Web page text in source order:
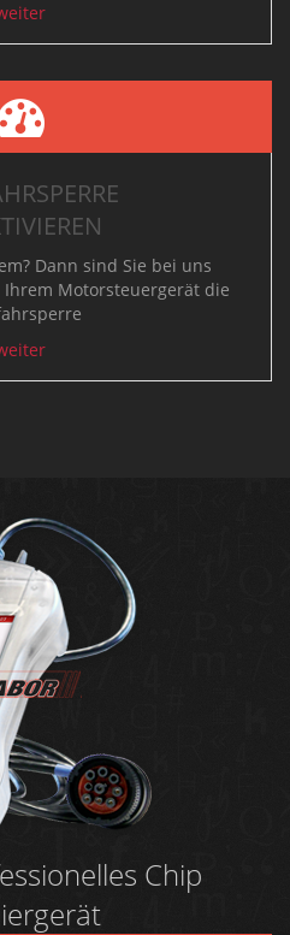
Dann sind Sie bei uns
Motorsteuergerät die
Chip